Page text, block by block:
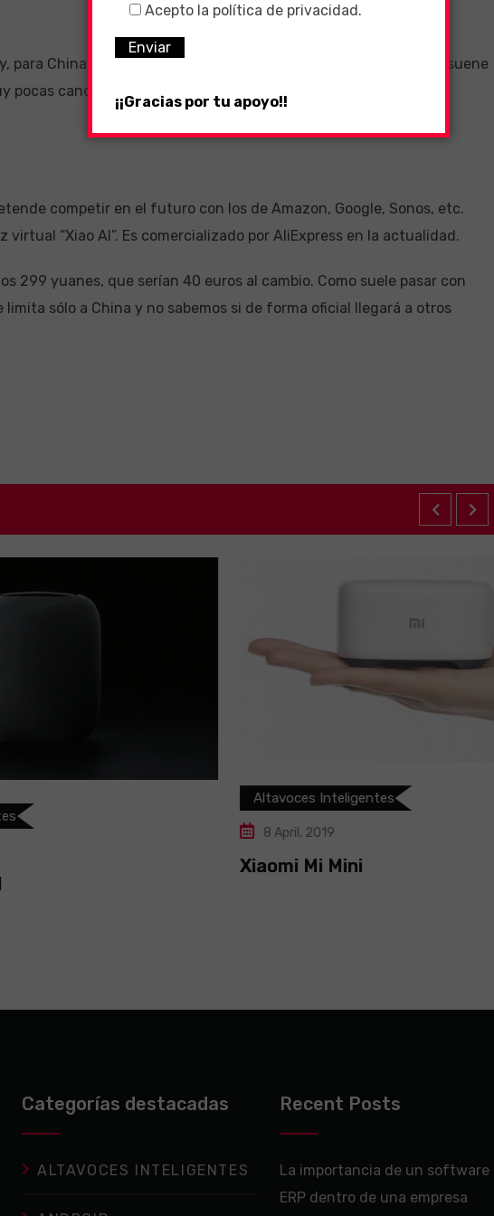
para China, por lo que puedes elegir qué canciones quieres que suene
pocas canciones populares en inglés disponibles, pero todas las
competir en el futuro con los de Amazon, Google, Sonos, etc.
virtual “Xiao AI”. Es comercializado por AliExpress en la actualidad.
299 yuanes, que serían 40 euros al cambio. Como suele pasar con
limita sólo a China y no sabemos si de forma oficial llegará a otros
Altavoces Inteligentes
Xiaomi Mi Mini
Categorías destacadas
ALTAVOCES INTELIGENTES
Recent Posts
La importancia de un software
ERP dentro de una empresa
Acepto la política de privacidad.
¡¡Gracias por tu apoyo!!